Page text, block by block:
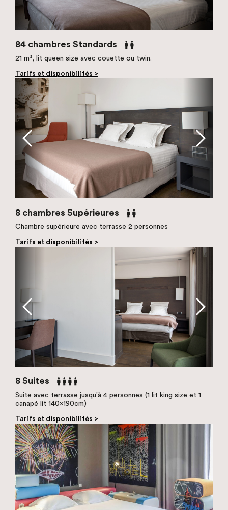
84 chambres Standards
21 m², lit queen size avec couette ou twin.
Tarifs et disponibilités >
8 chambres Supérieures
Chambre supérieure avec terrasse 2 personnes
Tarifs et disponibilités >
8 Suites
Suite avec terrasse jusqu'à 4 personnes (1 lit king size et 1
canapé lit 140x190cm)
Tarifs et disponibilités >